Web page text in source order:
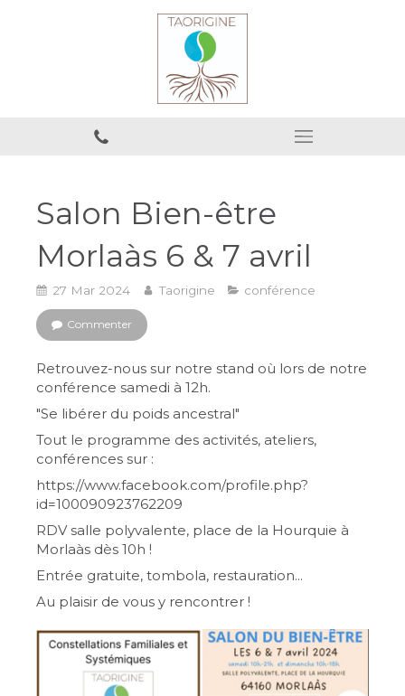
Salon Bien-être
Morlaàs 6 & 7 avril
27 Mar 2024 Taorigine conférence
Commenter
Retrouvez-nous sur notre stand où lors de notre
conférence samedi à 12h.
"Se libérer du poids ancestral"
Tout le programme des activités, ateliers,
conférences sur :
https://www.facebook.com/profile.php?
id=100090923762209
RDV salle polyvalente, place de la Hourquie à
Morlaàs dès 10h !
Entrée gratuite, tombola, restauration...
Au plaisir de vous y rencontrer !